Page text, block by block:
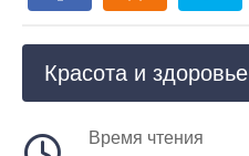
Красота и здоровье
Время чтения